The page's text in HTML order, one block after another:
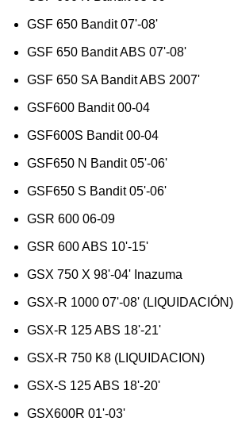
GSF 650 Bandit 07'-08'
GSF 650 Bandit ABS 07'-08'
GSF 650 SA Bandit ABS 2007'
GSF600 Bandit 00-04
GSF600S Bandit 00-04
GSF650 N Bandit 05'-06'
GSF650 S Bandit 05'-06'
GSR 600 06-09
GSR 600 ABS 10'-15'
GSX 750 X 98'-04' Inazuma
GSX-R 1000 07'-08' (LIQUIDACIÓN)
GSX-R 125 ABS 18'-21'
GSX-R 750 K8 (LIQUIDACION)
GSX-S 125 ABS 18'-20'
GSX600R 01'-03'